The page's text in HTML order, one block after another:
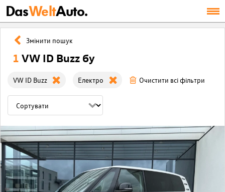
DasWeltAuto.
Змінити пошук
1 VW ID Buzz бу
VW ID Buzz Електро Очистити всі фільтри